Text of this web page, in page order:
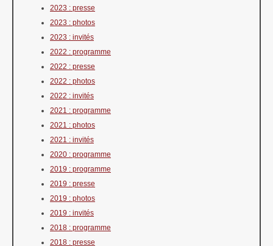
2023 : presse
2023 : photos
2023 : invités
2022 : programme
2022 : presse
2022 : photos
2022 : invités
2021 : programme
2021 : photos
2021 : invités
2020 : programme
2019 : programme
2019 : presse
2019 : photos
2019 : invités
2018 : programme
2018 : presse